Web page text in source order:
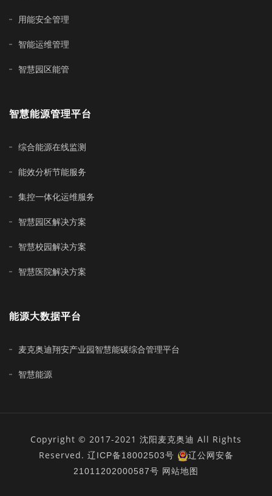
用能安全管理
智能运维管理
智慧园区能管
智慧能源管理平台
综合能源在线监测
能效分析节能服务
集控一体化运维服务
智慧园区解决方案
智慧校园解决方案
智慧医院解决方案
能源大数据平台
麦克奥迪翔安产业园智慧能碳综合管理平台
智慧能源
Copyright © 2017-2021 沈阳麦克奥迪 All Rights
Reserved. 辽ICP备18002503号
辽公网安备
21011202000587号 网站地图